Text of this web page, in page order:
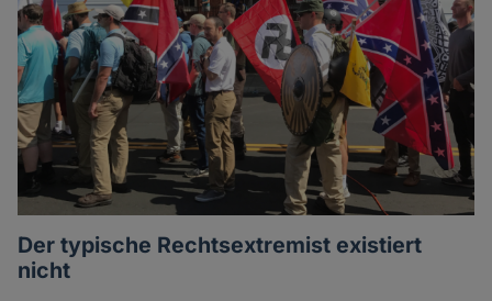
Der typische Rechtsextremist existiert
nicht